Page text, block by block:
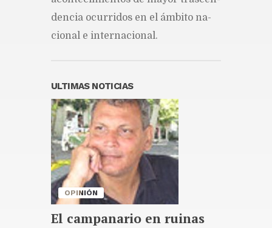
siete oro en los Juegos
Centroamericanos
presidente de la entidad
Santiago celebrará la décima
edición de la Maratón
Monumental Primer Santiago
de América
Publicado hace 2 días
den­cia ocu­rri­dos en el ám­bi­to na­
cio­nal e in­ter­na­cio­nal.
ULTIMAS NOTICIAS
OPINIÓN
El campanario en ruinas